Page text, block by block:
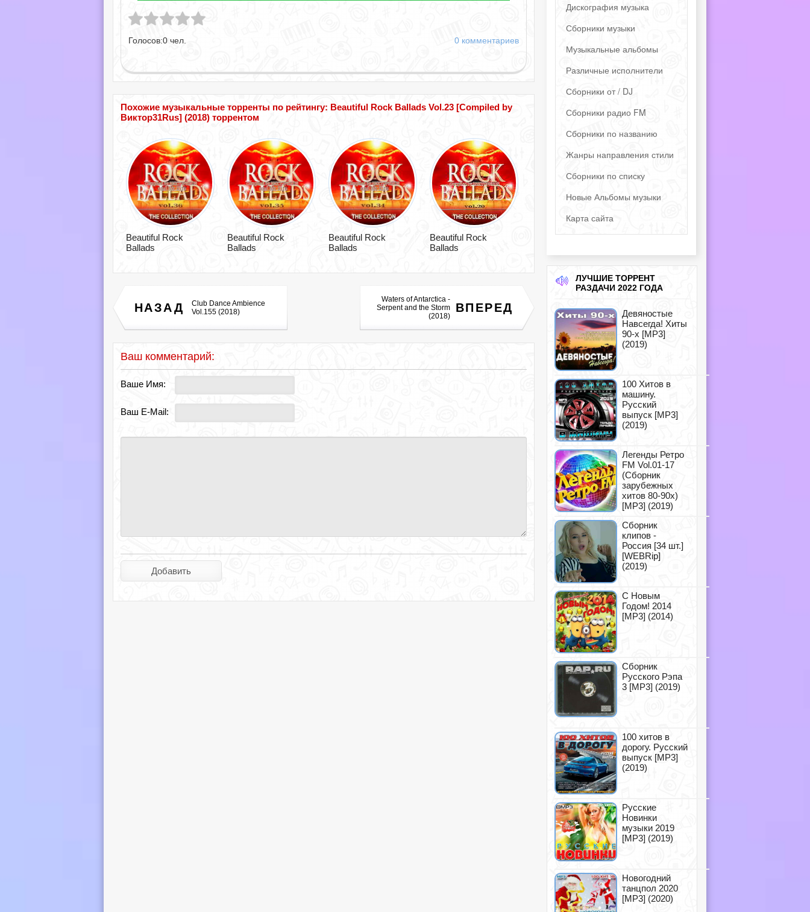
Голосов:0 чел. 0 комментариев
Похожие музыкальные торренты по рейтингу: Beautiful Rock Ballads Vol.23 [Compiled by
Виктор31Rus] (2018) торрентом
Beautiful Rock
Ballads
Beautiful Rock
Ballads
Beautiful Rock
Ballads
Beautiful Rock
Ballads
НАЗАД
Club Dance Ambience
Vol.155 (2018)
ВПЕРЕД
Waters of Antarctica -
Serpent and the Storm
(2018)
Ваш комментарий:
Ваше Имя:
Ваш E-Mail:
Дискография музыка
Сборники музыки
Музыкальные альбомы
Различные исполнители
Сборники от / DJ
Сборники радио FM
Сборники по названию
Жанры направления стили
Сборники по списку
Новые Альбомы музыки
Карта сайта
ЛУЧШИЕ ТОРРЕНТ
РАЗДАЧИ 2022 ГОДА
Девяностые
Навсегда! Хиты
90-х [MP3]
(2019)
100 Хитов в
машину.
Русский
выпуск [MP3]
(2019)
Легенды Ретро
FM Vol.01-17
(Сборник
зарубежных
хитов 80-90х)
[MP3] (2019)
Сборник
клипов -
Россия [34 шт.]
[WEBRip]
(2019)
С Новым
Годом! 2014
[MP3] (2014)
Сборник
Русского Рэпа
3 [MP3] (2019)
100 хитов в
дорогу. Русский
выпуск [MP3]
(2019)
Русские
Новинки
музыки 2019
[MP3] (2019)
Новогодний
танцпол 2020
[MP3] (2020)